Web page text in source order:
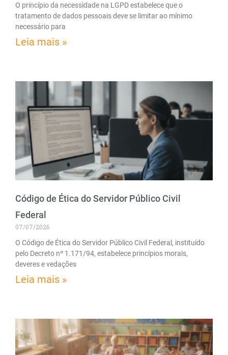
O princípio da necessidade na LGPD estabelece que o
tratamento de dados pessoais deve se limitar ao mínimo
necessário para
Leia mais »
Código de Ética do Servidor Público Civil
Federal
07/07/2026
O Código de Ética do Servidor Público Civil Federal, instituído
pelo Decreto nº 1.171/94, estabelece princípios morais,
deveres e vedações
Leia mais »